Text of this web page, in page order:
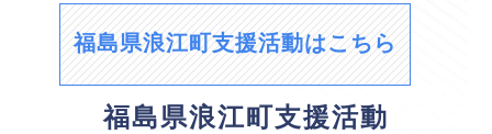
福島県浪江町支援活動はこちら
福島県浪江町支援活動